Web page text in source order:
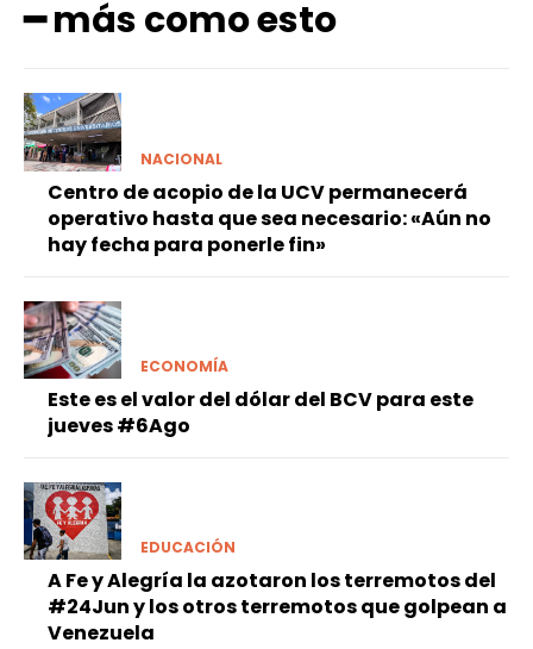
━ más como esto
NACIONAL
Centro de acopio de la UCV permanecerá
operativo hasta que sea necesario: «Aún no
hay fecha para ponerle fin»
ECONOMÍA
Este es el valor del dólar del BCV para este
jueves #6Ago
EDUCACIÓN
A Fe y Alegría la azotaron los terremotos del
#24Jun y los otros terremotos que golpean a
Venezuela